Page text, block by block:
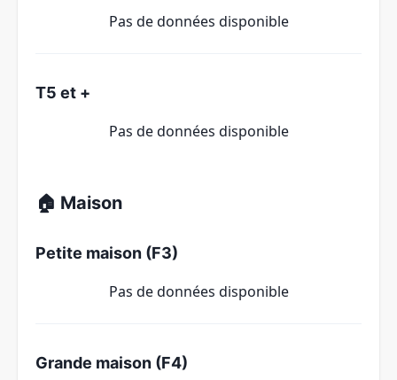
Pas de données disponible
T5 et +
Pas de données disponible
🏠 Maison
Petite maison (F3)
Pas de données disponible
Grande maison (F4)